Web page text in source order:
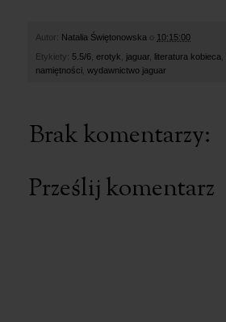
Autor: Natalia Świętonowska o 10:15:00
Etykiety: 5.5/6 erotyk jaguar, literatura kobieca
namiętności wydawnictwo jaguar
Brak komentarzy:
Prześlij komentarz